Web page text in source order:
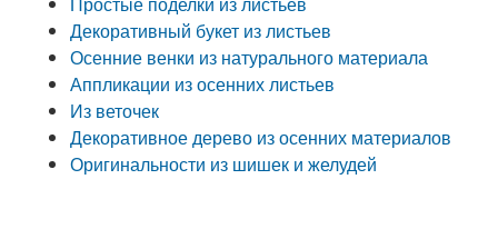
Декоративный букет из листьев
Осенние венки из натурального материала
Аппликации из осенних листьев
Из веточек
Декоративное дерево из осенних материалов
Оригинальности из шишек и желудей